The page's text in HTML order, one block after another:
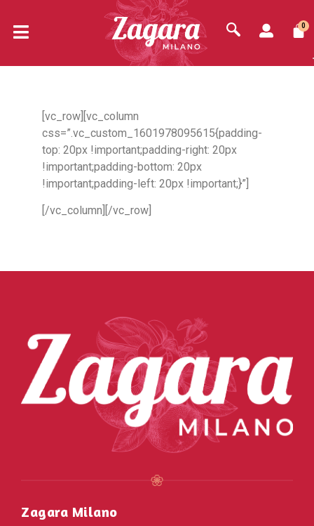
0
[vc_row][vc_column
css=”.vc_custom_1601978095615{padding-
top: 20px !important;padding-right: 20px
!important;padding-bottom: 20px
!important;padding-left: 20px !important;}”]
[/vc_column][/vc_row]
Zagara Milano